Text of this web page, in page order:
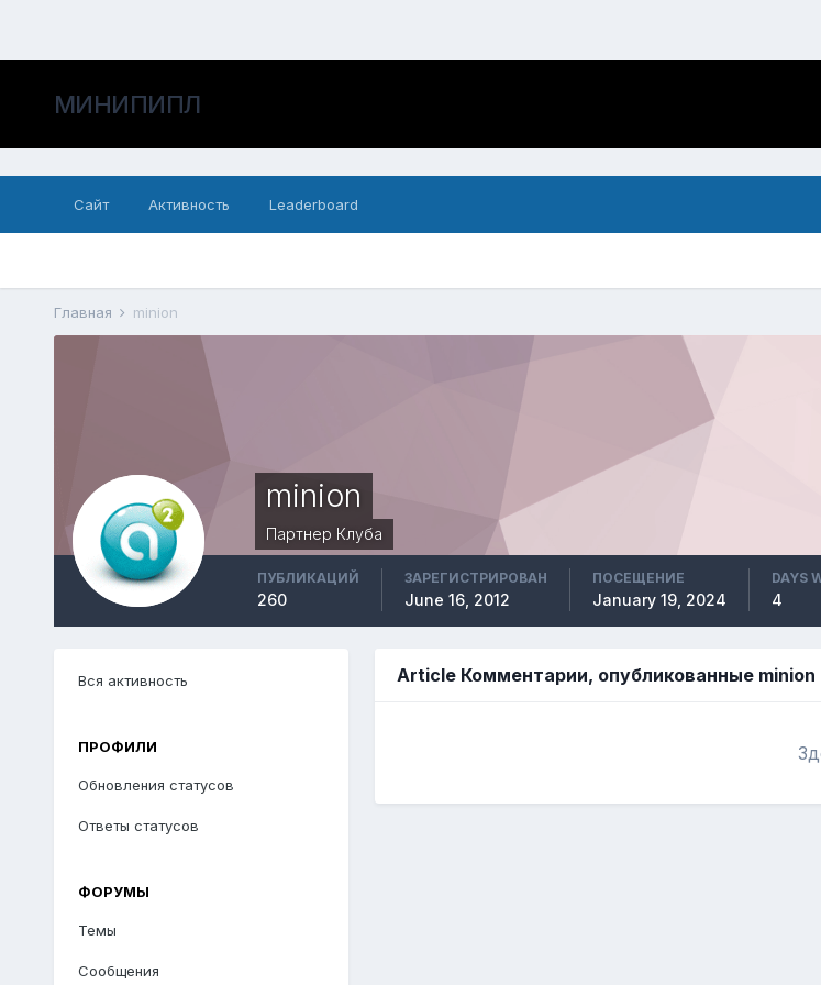
МИНИПИПЛ
Сайт Активность Leaderboard
Главная minion
minion
Партнер Клуба
ПУБЛИКАЦИЙ
260
ЗАРЕГИСТРИРОВАН
June 16, 2012
ПОСЕЩЕНИЕ
January 19, 2024
DAYS
4
Вся активность
ПРОФИЛИ
Обновления статусов
Ответы статусов
ФОРУМЫ
Темы
Сообщения
Article Комментарии, опубликованные minion